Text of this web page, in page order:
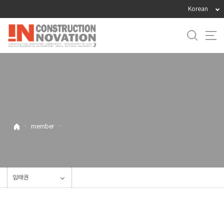
로
메
Korean
· member ·
임태권